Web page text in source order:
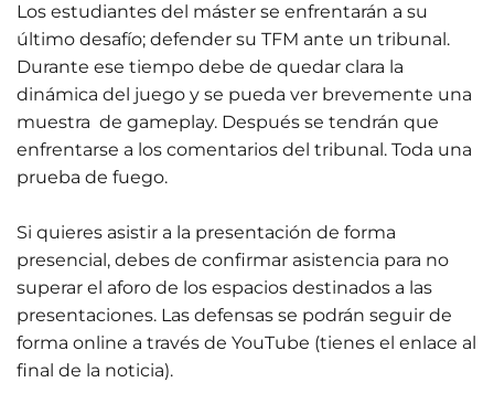
Los estudiantes del máster se enfrentarán a su
último desafío; defender su TFM ante un tribunal.
Durante ese tiempo debe de quedar clara la
dinámica del juego y se pueda ver brevemente una
muestra de gameplay. Después se tendrán que
enfrentarse a los comentarios del tribunal. Toda una
prueba de fuego.
Si quieres asistir a la presentación de forma
presencial, debes de confirmar asistencia para no
superar el aforo de los espacios destinados a las
presentaciones. Las defensas se podrán seguir de
forma online a través de YouTube (tienes el enlace al
final de la noticia).